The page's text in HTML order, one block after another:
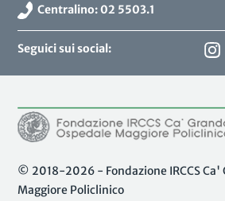
Centralino: 02 5503.1
Seguici sui social:
© 2018-2026 - Fondazione IRCCS Ca'
Maggiore Policlinico